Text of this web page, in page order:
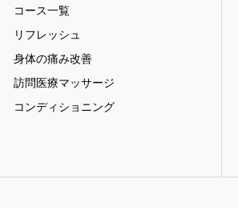
コース一覧
リフレッシュ
身体の痛み改善
訪問医療マッサージ
コンディショニング